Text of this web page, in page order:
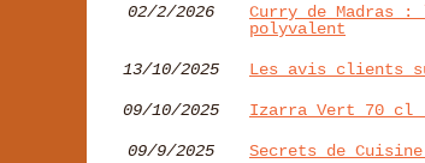
02/2/2026
Curry de Madras :
polyvalent
13/10/2025 Les avis clients
09/10/2025 Izarra Vert 70 cl :
09/9/2025 Secrets de